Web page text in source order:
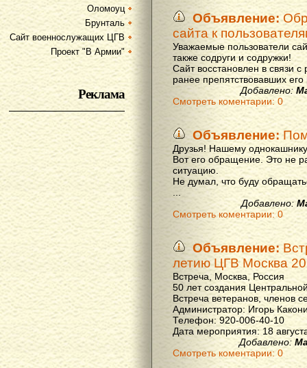
Оломоуц
Брунталь
Сайт военнослужащих ЦГВ
Проект "В Армии"
Реклама
Объявление:
сайта к
Уважаемые пользователи
также содруги и содружки!
Сайт восстановлен в связи
ранее препятствовавших
Добавлено:
Смотреть коментарии: 0
Объявление:
Друзья! Нашему
Вот его обращение. Это не
ситуацию.
Не думал, что буду
Добавлено:
Смотреть коментарии: 0
Объявление:
летию ЦГВ Москва
Встреча, Москва, Россия
50 лет создания
Встреча ветеранов, членов
Администратор: Игорь
Телефон: 920-006-40-10
Дата мероприятия: 18
Добавлено:
Смотреть коментарии: 0